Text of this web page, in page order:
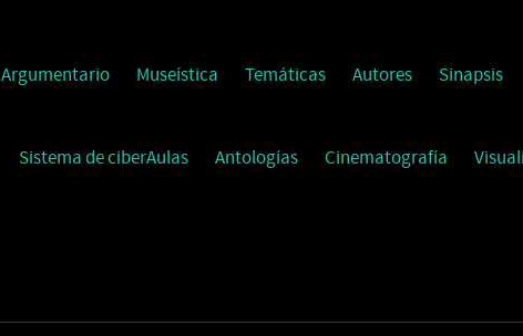
Argumentario Museística Temáticas Autores Sinapsis
Sistema de ciberAulas Antologías Cinematografía